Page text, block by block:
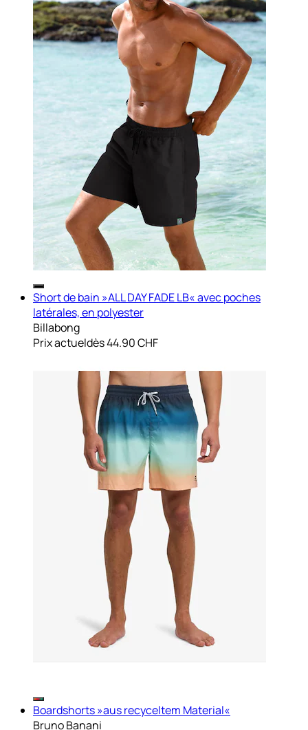
Short de bain »ALL DAY FADE LB« avec poches
latérales, en polyester
Billabong
Prix actueldès44.90 CHF
Boardshorts »aus recyceltem Material«
Bruno Banani